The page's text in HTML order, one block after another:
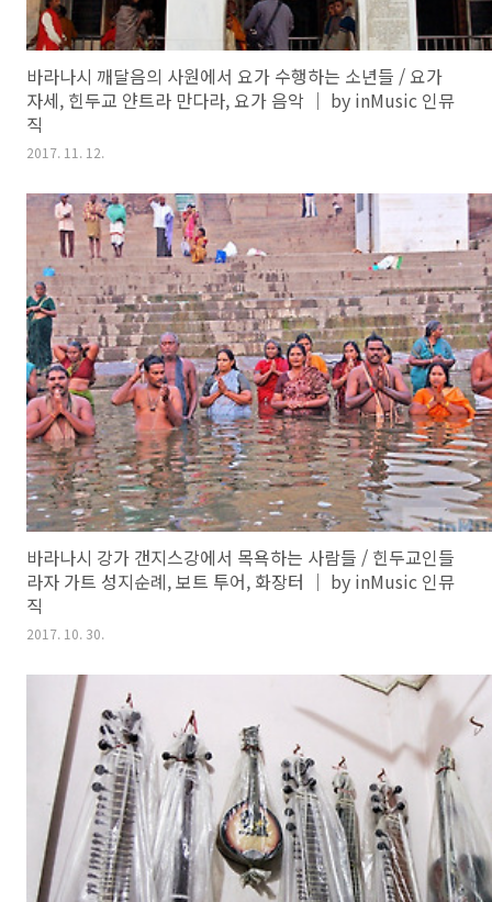
바라나시 깨달음의 사원에서 요가 수행하는 소년들 / 요가
자세, 힌두교 얀트라 만다라, 요가 음악 ｜ by inMusic 인뮤
직
2017. 11. 12.
바라나시 강가 갠지스강에서 목욕하는 사람들 / 힌두교인들
라자 가트 성지순례, 보트 투어, 화장터 ｜ by inMusic 인뮤
직
2017. 10. 30.